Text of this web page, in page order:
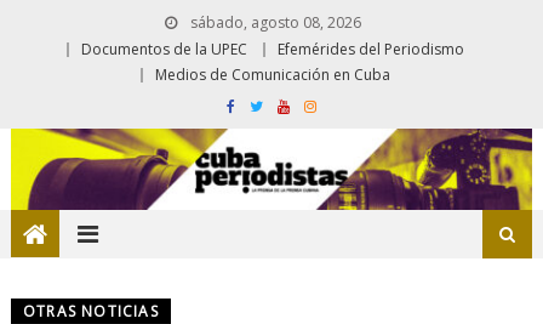
sábado, agosto 08, 2026
Documentos de la UPEC
Efemérides del Periodismo
Medios de Comunicación en Cuba
OTRAS NOTICIAS